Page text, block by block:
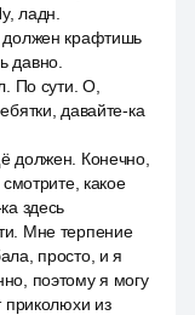
ладн.
крафтишь
давно.
По сути. О,
давайте-ка
должен. Конечно,
какое
здесь
Мне терпение
просто, и я
поэтому я могу
приколюхи из